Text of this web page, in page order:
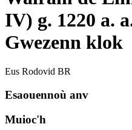
IV) g. 1220 a.
Gwezenn klok
Eus Rodovid BR
Esaouennoù anv
Muioc'h